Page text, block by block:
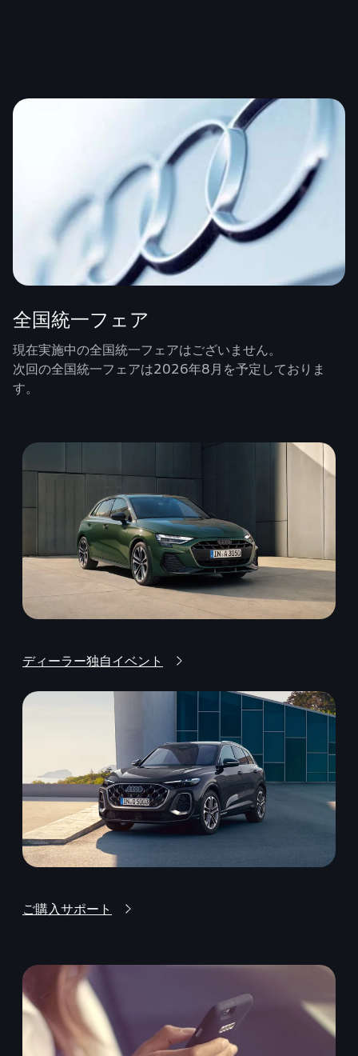
全国統一フェア
現在実施中の全国統一フェアはございません。
次回の全国統一フェアは2026年8月を予定しておりま
す。
ディーラー独自イベント
ご購入サポート